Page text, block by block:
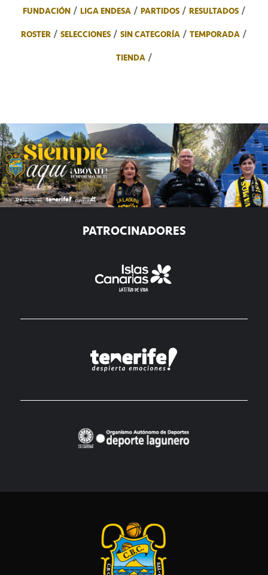
FUNDACIÓN
LIGA ENDESA PARTIDOS
RESULTADOS
ROSTER
SELECCIONES SIN CATEGORÍA
TEMPORADA
TIENDA
PATROCINADORES